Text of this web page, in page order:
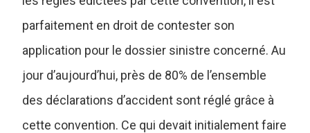
parfaitement en droit de contester son
application pour le dossier sinistre concerné. Au
jour d’aujourd’hui, près de 80% de l’ensemble
des déclarations d’accident sont réglé grâce à
cette convention. Ce qui devait initialement faire